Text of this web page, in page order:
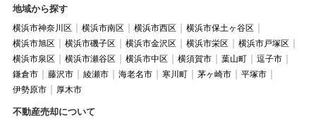
地域から探す
横浜市神奈川区 横浜市南区 横浜市西区
横浜市保土ヶ谷区
横浜市旭区
横浜市磯子区 横浜市金沢区 横浜市栄区
横浜市戸塚区
横浜市泉区
横浜市瀬谷区 横浜市中区 横須賀市 葉山町
逗子市
鎌倉市
藤沢市 綾瀬市 海老名市 寒川町 茅ヶ崎市
平塚市
伊勢原市
厚木市
不動産売却について